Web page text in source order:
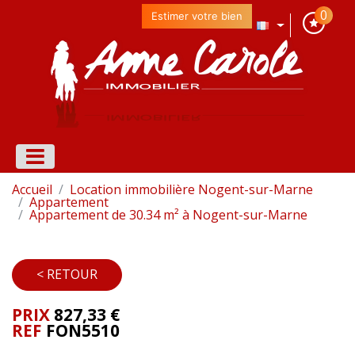
0
Estimer votre bien
Accueil Location immobilière Nogent-sur-Marne
Appartement
Appartement de 30.34 m² à Nogent-sur-Marne
< RETOUR
PRIX 827,33 €
REF FON5510